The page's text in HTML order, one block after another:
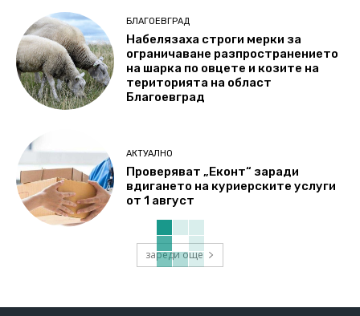
БЛАГОЕВГРАД
Набелязаха строги мерки за
ограничаване разпространението
на шарка по овцете и козите на
територията на област
Благоевград
АКТУАЛНО
Проверяват „Еконт“ заради
вдигането на куриерските услуги
от 1 август
зареди още